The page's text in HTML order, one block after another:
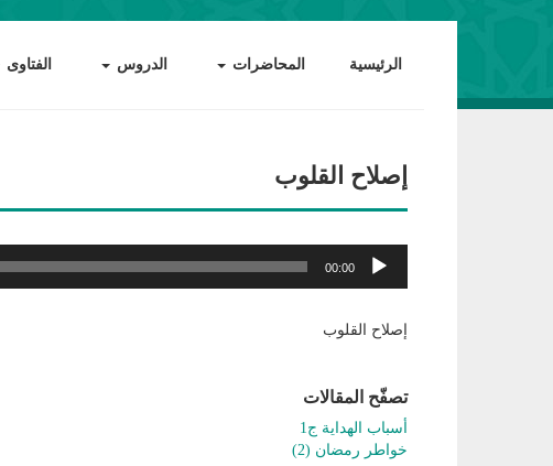
الرئيسية المحاضرات الدروس الفتاوى
إصلاح القلوب
مشغل
الصوت
00:00
إصلاح القلوب
تصفّح المقالات
أسباب الهداية ج1
خواطر رمضان (2)